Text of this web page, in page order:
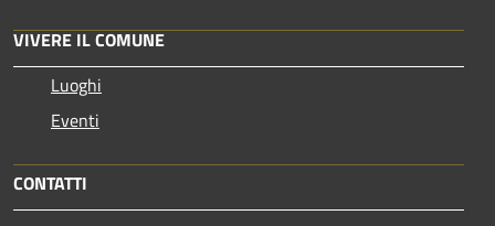
VIVERE IL COMUNE
Luoghi
Eventi
CONTATTI